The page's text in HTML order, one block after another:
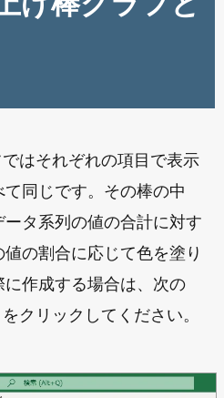
はそれぞれの項目で表示
同じです。その棒の中
タ系列の値の合計に対す
の割合に応じて色を塗り
作成する場合は、次の
クリックしてください。